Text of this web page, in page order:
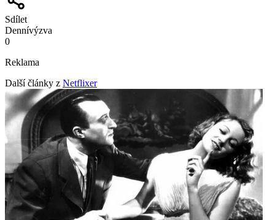
Sdílet
Dennívýzva
0
Reklama
Další články z Netflixer